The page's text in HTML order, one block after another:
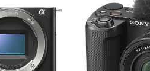
5 stops de tremido, funcionando
útil em longas